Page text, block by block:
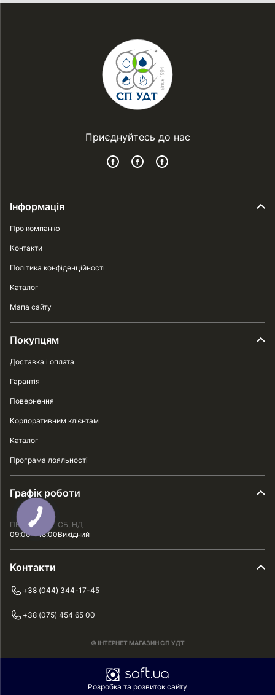
Приєднуйтесь до нас
Інформація
Про компанію
Контакти
Політика конфіденційності
Каталог
Мапа сайту
Покупцям
Доставка і оплата
Гарантія
Повернення
Корпоративним клієнтам
Каталог
Програма лояльності
Графік роботи
ПН - ПТ
09:00 - 18:00
СБ, НД
Вихідний
Контакти
+38 (044) 344-17-45
+38 (075) 454 65 00
© ІНТЕРНЕТ МАГАЗИН СП УДТ
Розробка та розвиток сайту